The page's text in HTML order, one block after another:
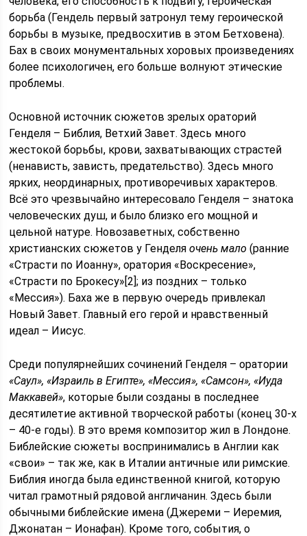
борьба (Гендель первый затронул тему героической
борьбы в музыке, предвосхитив в этом Бетховена).
Бах в своих монументальных хоровых произведениях
более психологичен, его больше волнуют этические
проблемы.
Основной источник сюжетов зрелых ораторий
Генделя – Библия, Ветхий Завет. Здесь много
жестокой борьбы, крови, захватывающих страстей
(ненависть, зависть, предательство). Здесь много
ярких, неординарных, противоречивых характеров.
Всё это чрезвычайно интересовало Генделя – знатока
человеческих душ, и было близко его мощной и
цельной натуре. Новозаветных, собственно
христианских сюжетов у Генделяочень мало (ранние
«Страсти по Иоанну», оратория «Воскресение»,
«Страсти по Брокесу»[2]; из поздних – только
«Мессия»). Баха же в первую очередь привлекал
Новый Завет. Главный его герой и нравственный
идеал – Иисус.
Среди популярнейших сочинений Генделя – оратории
«Саул», «Израиль в Египте», «Мессия», «Самсон», «Иуда
Маккавей», которые были созданы в последнее
десятилетие активной творческой работы (конец 30-х
– 40-е годы). В это время композитор жил в Лондоне.
Библейские сюжеты воспринимались в Англии как
«свои» – так же, как в Италии античные или римские.
Библия иногда была единственной книгой, которую
читал грамотный рядовой англичанин. Здесь были
обычными библейские имена (Джереми – Иеремия,
Джонатан – Ионафан). Кроме того, события, о